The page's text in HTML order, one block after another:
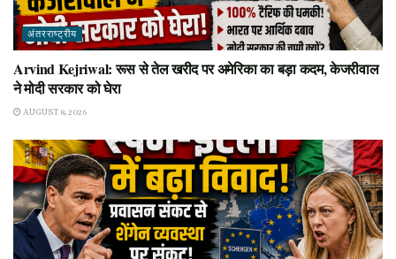
अंतरराष्ट्रीय
Arvind Kejriwal: रूस से तेल खरीद पर अमेरिका का बड़ा कदम, केजरीवाल
ने मोदी सरकार को घेरा
AUGUST 8, 2026